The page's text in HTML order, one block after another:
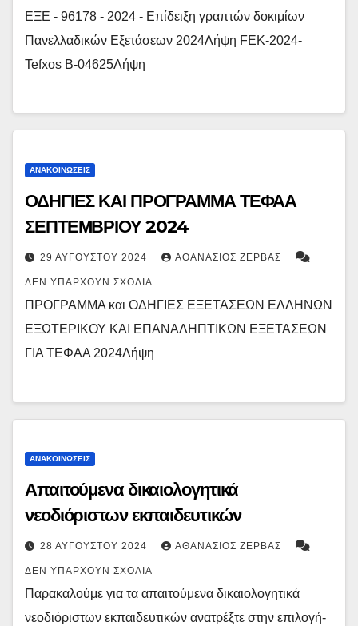
ΕΞΕ - 96178 - 2024 - Επίδειξη γραπτών δοκιμίων
Πανελλαδικών Εξετάσεων 2024Λήψη FEK-2024-
Tefxos B-04625Λήψη
ΑΝΑΚΟΙΝΏΣΕΙΣ
ΟΔΗΓΙΕΣ ΚΑΙ ΠΡΟΓΡΑΜΜΑ ΤΕΦΑΑ
ΣΕΠΤΕΜΒΡΙΟΥ 2024
29 ΑΥΓΟΎΣΤΟΥ 2024 ΑΘΑΝΆΣΙΟΣ ΖΈΡΒΑΣ
ΔΕΝ ΥΠΆΡΧΟΥΝ ΣΧΌΛΙΑ
ΠΡΟΓΡΑΜΜΑ και ΟΔΗΓΙΕΣ ΕΞΕΤΑΣΕΩΝ ΕΛΛΗΝΩΝ
ΕΞΩΤΕΡΙΚΟΥ ΚΑΙ ΕΠΑΝΑΛΗΠΤΙΚΩΝ ΕΞΕΤΑΣΕΩΝ
ΓΙΑ ΤΕΦΑΑ 2024Λήψη
ΑΝΑΚΟΙΝΏΣΕΙΣ
Απαιτούμενα δικαιολογητικά
νεοδιόριστων εκπαιδευτικών
28 ΑΥΓΟΎΣΤΟΥ 2024 ΑΘΑΝΆΣΙΟΣ ΖΈΡΒΑΣ
ΔΕΝ ΥΠΆΡΧΟΥΝ ΣΧΌΛΙΑ
Παρακαλούμε για τα απαιτούμενα δικαιολογητικά
νεοδιόριστων εκπαιδευτικών ανατρέξτε στην επιλογή-